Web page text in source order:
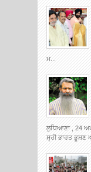
ਮ...
ਲੁਧਿਆਣਾ , 24
ਸ੍ਰੀ ਭਾਰਤ ਭੂਸ਼ਣ